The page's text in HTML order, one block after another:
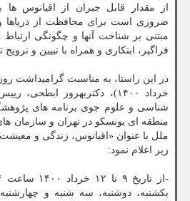
از مقدار قابل جبران از اقیانوس
‏ضروری است برای محافظت از دریاها و
مبتنی بر شناخت آنها و چگونگی
فراگیر، ابتکاری و همراه با تبیین و
خرداد ۱۴۰۰)، دکتربهروز
شناسی و علوم جوی برنامه های
منطقه ای یونسکو در تهران و سازمان
ملل با عنوان «اقیانوس، زندگی و
زیر اعلام نمود: ‏
یکشنبه، دوشنبه، سه شنبه و چهارشنبه